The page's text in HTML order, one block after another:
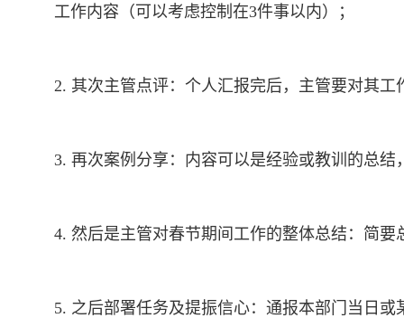
工作内容（可以考虑控制在3件事以内）；
2. 其次主管点评：个人汇报完后，主管要对其
3. 再次案例分享：内容可以是经验或教训的总
4. 然后是主管对春节期间工作的整体总结：简
5. 之后部署任务及提振信心：通报本部门当日